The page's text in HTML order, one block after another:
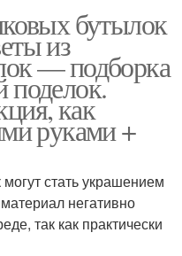
бутылок
из
— подборка
поделок.
как
руками +
стать украшением
негативно
так как практически